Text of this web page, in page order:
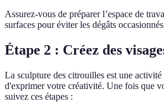
Assurez-vous de préparer l’espace de
surfaces pour éviter les dégâts
Étape 2 : Créez des
La sculpture des citrouilles est une
d'exprimer votre créativité. Une fois que
suivez ces étapes :